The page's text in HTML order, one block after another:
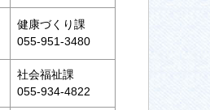
健康づくり課
055-951-3480
社会福祉課
055-934-4822